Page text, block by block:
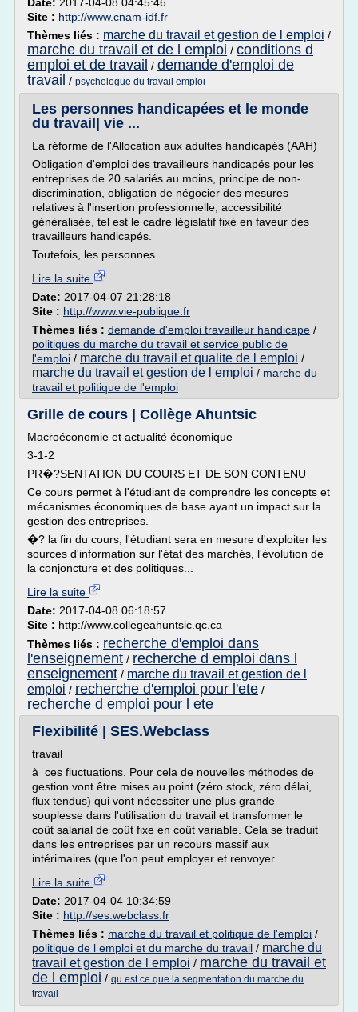
Site : http://www.cnam-idf.fr
Thèmes liés : marche du travail et gestion de l emploi /
marche du travail et de l emploi / conditions d
emploi et de travail / demande d'emploi de
travail / psychologue du travail emploi
Les personnes handicapées et le monde
du travail| vie ...
La réforme de l'Allocation aux adultes handicapés (AAH)
Obligation d'emploi des travailleurs handicapés pour les
entreprises de 20 salariés au moins, principe de non-
discrimination, obligation de négocier des mesures
relatives à l'insertion professionnelle, accessibilité
généralisée, tel est le cadre législatif fixé en faveur des
travailleurs handicapés.
Toutefois, les personnes...
Lire la suite
Date: 2017-04-07 21:28:18
Site : http://www.vie-publique.fr
Thèmes liés : demande d'emploi travailleur handicape /
politiques du marche du travail et service public de
l'emploi / marche du travail et qualite de l emploi /
marche du travail et gestion de l emploi / marche du
travail et politique de l'emploi
Grille de cours | Collège Ahuntsic
Macroéconomie et actualité économique
3-1-2
PR�?SENTATION DU COURS ET DE SON CONTENU
Ce cours permet à l'étudiant de comprendre les concepts et
mécanismes économiques de base ayant un impact sur la
gestion des entreprises.
�? la fin du cours, l'étudiant sera en mesure d'exploiter les
sources d'information sur l'état des marchés, l'évolution de
la conjoncture et des politiques...
Lire la suite
Date: 2017-04-08 06:18:57
Site : http://www.collegeahuntsic.qc.ca
Thèmes liés : recherche d'emploi dans
l'enseignement / recherche d emploi dans l
enseignement / marche du travail et gestion de l
emploi / recherche d'emploi pour l'ete /
recherche d emploi pour l ete
Flexibilité | SES.Webclass
travail
à ces fluctuations. Pour cela de nouvelles méthodes de
gestion vont être mises au point (zéro stock, zéro délai,
flux tendus) qui vont nécessiter une plus grande
souplesse dans l'utilisation du travail et transformer le
coût salarial de coût fixe en coût variable. Cela se traduit
dans les entreprises par un recours massif aux
intérimaires (que l'on peut employer et renvoyer...
Lire la suite
Date: 2017-04-04 10:34:59
Site : http://ses.webclass.fr
Thèmes liés : marche du travail et politique de l'emploi /
politique de l emploi et du marche du travail / marche du
travail et gestion de l emploi / marche du travail et
de l emploi / qu est ce que la segmentation du marche du
travail